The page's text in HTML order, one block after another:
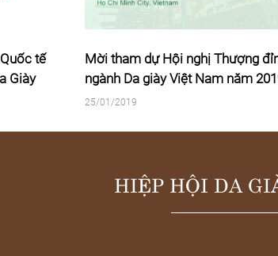
Thượng đỉnh
năm 2019
Mời tham gia dự dự
cường năng lượng sạch
ngành giầy dép và may
14/09/2018
HIỆP HỘI DA